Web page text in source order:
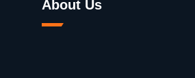
About Us